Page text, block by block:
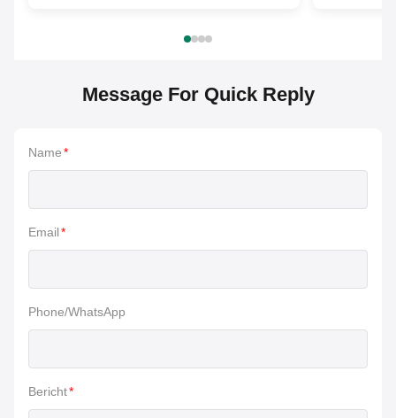
Message For Quick Reply
Name*
Email*
Phone/WhatsApp
Bericht*